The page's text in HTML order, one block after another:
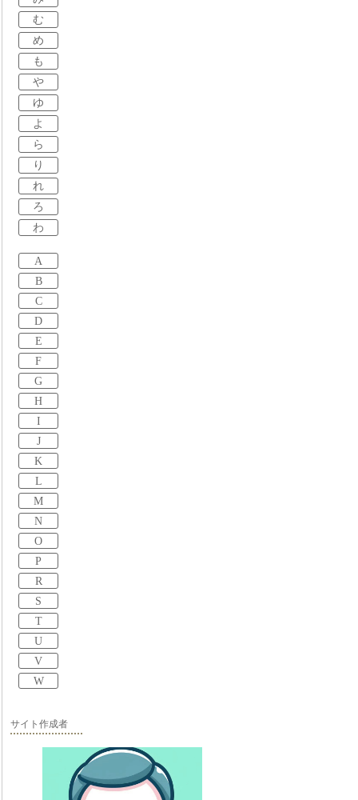
む
め
も
や
ゆ
よ
ら
り
れ
ろ
わ
A
B
C
D
E
F
G
H
I
J
K
L
M
N
O
P
R
S
T
U
V
W
サイト作成者